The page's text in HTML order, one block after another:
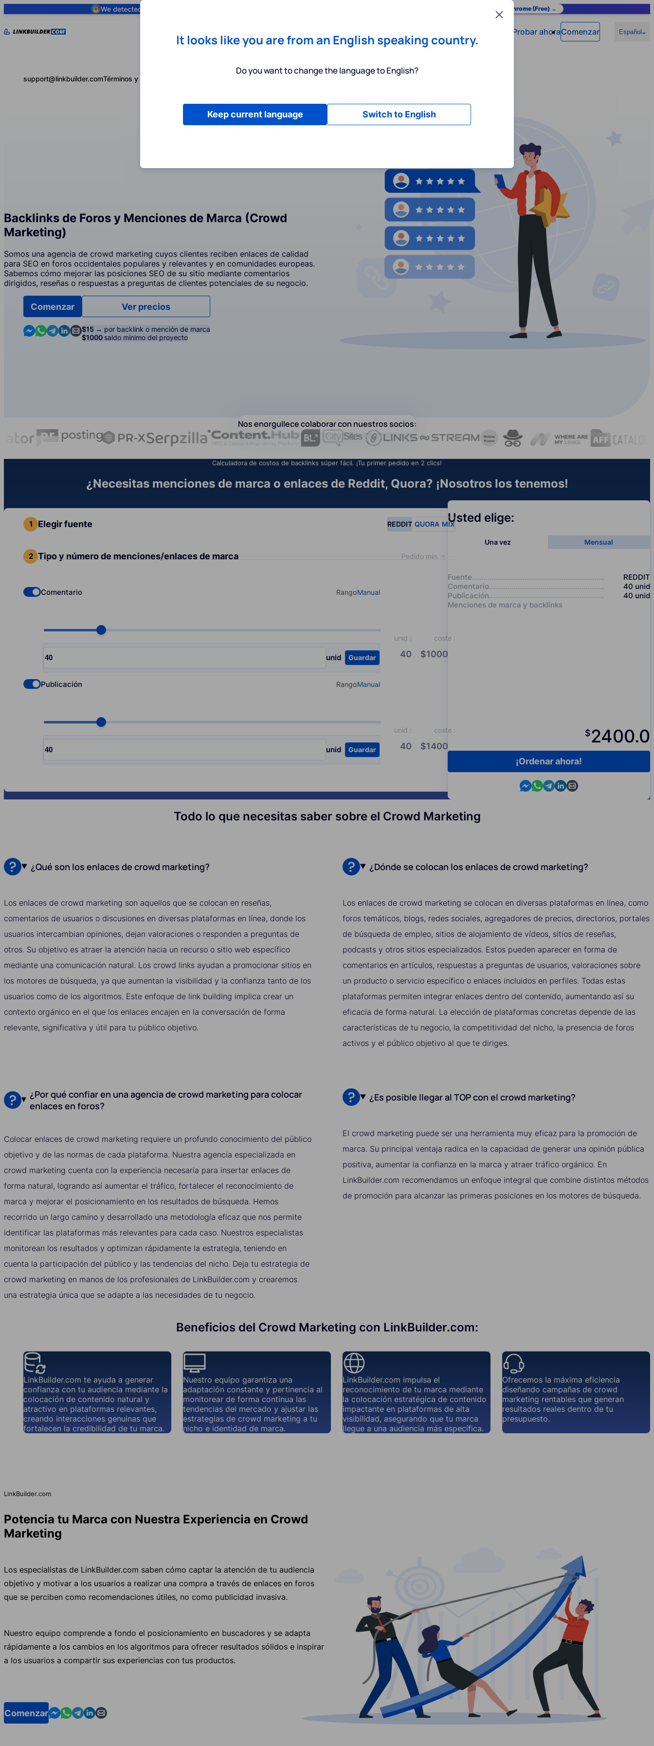
We detected you are using Add to Chrome (Free) →
Probar ahoraComenzar Español
support@linkbuilder.comTérminos y condiciones
Backlinks de Foros y Menciones de Marca (Crowd
Marketing)
Somos una agencia de crowd marketing cuyos clientes reciben enlaces de calidad
para SEO en foros occidentales populares y relevantes y en comunidades europeas.
Sabemos cómo mejorar las posiciones SEO de su sitio mediante comentarios
dirigidos, reseñas o respuestas a preguntas de clientes potenciales de su negocio.
Comenzar
Contact us in Messenger
Contact us in WhatsApp
Contact us in Telegram
Contact us in Linkedin
Contact us by email
Ver precios
$15 → por backlink o mención de marca
$1000 saldo mínimo del proyecto
Nos enorgullece colaborar con nuestros socios:
Calculadora de costos de backlinks súper fácil. ¡Tu primer pedido en 2 clics!
¿Necesitas menciones de marca o enlaces de Reddit, Quora? ¡Nosotros los tenemos!
Elegir fuente REDDIT QUORA MIX
Tipo y número de menciones/enlaces de marca Pedido mín. = 20
Check if you want to select Dofollow backlinks
Comentario Select your type of input
RangoManual
Choose quantity, pcs
unid
Input quantity, pcs Guardar
unid :
40
coste :
$1000.0
Check if you want to select Nofollow backlinks
Publicación Select your type of input
RangoManual
Choose quantity, pcs
unid
Input quantity, pcs Guardar
unid :
40
coste :
$1400.0
Usted elige:
Una vez Mensual
Fuente
REDDIT
Comentario
40 unid
Publicación
40 unid
Menciones de marca y backlinks
$2400.0
Contact us in Messenger
Contact us in WhatsApp
Contact us in Telegram
Contact us in Viber
Contact us by email
¡Ordenar ahora!
Todo lo que necesitas saber sobre el Crowd Marketing
¿Qué son los enlaces de crowd marketing?
Los enlaces de crowd marketing son aquellos que se colocan en reseñas,
comentarios de usuarios o discusiones en diversas plataformas en línea, donde los
usuarios intercambian opiniones, dejan valoraciones o responden a preguntas de
otros. Su objetivo es atraer la atención hacia un recurso o sitio web específico
mediante una comunicación natural. Los crowd links ayudan a promocionar sitios en
los motores de búsqueda, ya que aumentan la visibilidad y la confianza tanto de los
usuarios como de los algoritmos. Este enfoque de link building implica crear un
contexto orgánico en el que los enlaces encajen en la conversación de forma
relevante, significativa y útil para tu público objetivo.
¿Dónde se colocan los enlaces de crowd marketing?
Los enlaces de crowd marketing se colocan en diversas plataformas en línea, como
foros temáticos, blogs, redes sociales, agregadores de precios, directorios, portales
de búsqueda de empleo, sitios de alojamiento de vídeos, sitios de reseñas,
podcasts y otros sitios especializados. Estos pueden aparecer en forma de
comentarios en artículos, respuestas a preguntas de usuarios, valoraciones sobre
un producto o servicio específico o enlaces incluidos en perfiles. Todas estas
plataformas permiten integrar enlaces dentro del contenido, aumentando así su
eficacia de forma natural. La elección de plataformas concretas depende de las
características de tu negocio, la competitividad del nicho, la presencia de foros
activos y el público objetivo al que te diriges.
¿Por qué confiar en una agencia de crowd marketing para colocar
enlaces en foros?
Colocar enlaces de crowd marketing requiere un profundo conocimiento del público
objetivo y de las normas de cada plataforma. Nuestra agencia especializada en
crowd marketing cuenta con la experiencia necesaria para insertar enlaces de
forma natural, logrando así aumentar el tráfico, fortalecer el reconocimiento de
marca y mejorar el posicionamiento en los resultados de búsqueda. Hemos
recorrido un largo camino y desarrollado una metodología eficaz que nos permite
identificar las plataformas más relevantes para cada caso. Nuestros especialistas
monitorean los resultados y optimizan rápidamente la estrategia, teniendo en
cuenta la participación del público y las tendencias del nicho. Deja tu estrategia de
crowd marketing en manos de los profesionales de LinkBuilder.com y crearemos
una estrategia única que se adapte a las necesidades de tu negocio.
¿Es posible llegar al TOP con el crowd marketing?
El crowd marketing puede ser una herramienta muy eficaz para la promoción de
marca. Su principal ventaja radica en la capacidad de generar una opinión pública
positiva, aumentar la confianza en la marca y atraer tráfico orgánico. En
LinkBuilder.com recomendamos un enfoque integral que combine distintos métodos
de promoción para alcanzar las primeras posiciones en los motores de búsqueda.
Beneficios del Crowd Marketing con LinkBuilder.com:
LinkBuilder.com te ayuda a generar
confianza con tu audiencia mediante la
colocación de contenido natural y
atractivo en plataformas relevantes,
creando interacciones genuinas que
fortalecen la credibilidad de tu marca.
Nuestro equipo garantiza una
adaptación constante y pertinencia al
monitorear de forma continua las
tendencias del mercado y ajustar las
estrategias de crowd marketing a tu
nicho e identidad de marca.
LinkBuilder.com impulsa el
reconocimiento de tu marca mediante
la colocación estratégica de contenido
impactante en plataformas de alta
visibilidad, asegurando que tu marca
llegue a una audiencia más específica.
Ofrecemos la máxima eficiencia
diseñando campañas de crowd
marketing rentables que generan
resultados reales dentro de tu
presupuesto.
LinkBuilder.com
Potencia tu Marca con Nuestra Experiencia en Crowd
Marketing
Los especialistas de LinkBuilder.com saben cómo captar la atención de tu audiencia
objetivo y motivar a los usuarios a realizar una compra a través de enlaces en foros
que se perciben como recomendaciones útiles, no como publicidad invasiva.
Nuestro equipo comprende a fondo el posicionamiento en buscadores y se adapta
rápidamente a los cambios en los algoritmos para ofrecer resultados sólidos e inspirar
a los usuarios a compartir sus experiencias con tus productos.
ComenzarContact us in Messenger
Contact us in WhatsApp
Contact us in Telegram
Contact us in Linkedin
Contact us by email
Close
It looks like you are from an English speaking country.
Do you want to change the language to English?
Switch to English
Keep current language